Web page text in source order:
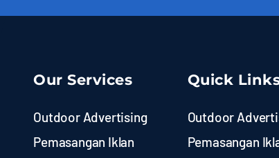
Our Services
Outdoor Advertising
Pemasangan Iklan
Quick
Outdoor
Pemasangan